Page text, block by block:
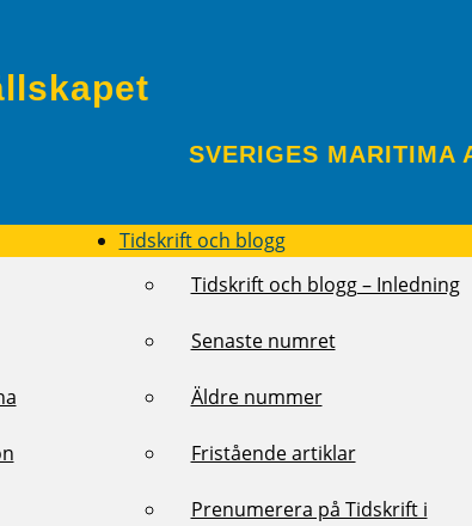
SVERIGES MARITIMA
Tidskrift och blogg
Tidskrift och blogg – Inledning
Senaste numret
Äldre nummer
Fristående artiklar
Prenumerera på Tidskrift i